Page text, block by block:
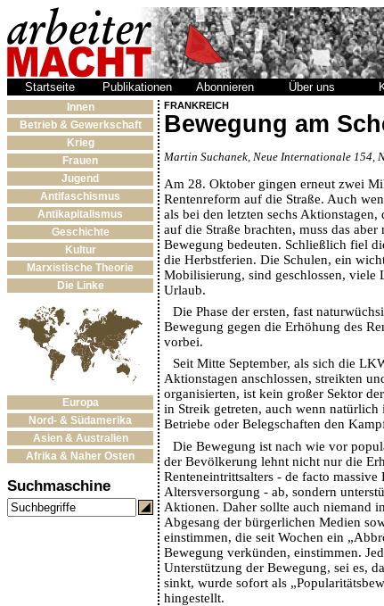
Startseite Publikationen Abonnieren Über uns
Innen
Betrieb & Gewerkschaft
Krieg
Frauen
Jugend
Antifaschismus
Antikapitalismus
Geschichte
Kultur
Marxistische Theorie
Die Linke
Europa
Nord- & Südamerika
Asien & Australien
Afrika & Naher Osten
Suchmaschine
FRANKREICH
Bewegung am
Martin Suchanek, Neue Internationale 154,
Am 28. Oktober gingen erneut zwei
Rentenreform auf die Straße. Auch
als bei den letzten sechs
auf die Straße brachten, muss das
Bewegung bedeuten. Schließlich fiel
die Herbstferien. Die Schulen, ein
Mobilisierung, sind geschlossen, viele
Urlaub.
Die Phase der ersten, fast
Bewegung gegen die Erhöhung des
vorbei.
Seit Mitte September, als sich die
Aktionstagen anschlossen, streikten
organisierten, ist kein großer Sektor
in Streik getreten, auch wenn
Betriebe oder Belegschaften den
Die Bewegung ist nach wie vor
der Bevölkerung lehnt nicht nur die
Renteneintrittsalters - de facto massive
Altersversorgung - ab, sondern
Aktionen. Daher sollte auch niemand
Abgesang der bürgerlichen Medien
einstimmen, die seit Wochen ein
Bewegung verkünden, einstimmen.
Unterstützung der Bewegung, sei es,
sinkt, wurde sofort als
hingestellt.